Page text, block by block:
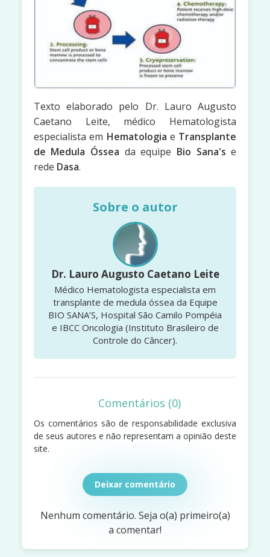
Texto elaborado pelo Dr. Lauro Augusto
Caetano Leite, médico Hematologista
especialista em Hematologia e Transplante
de Medula Óssea da equipe Bio Sana's e
rede Dasa.
Sobre o autor
Dr. Lauro Augusto Caetano Leite
Médico Hematologista especialista em
transplante de medula óssea da Equipe
BIO SANA’S, Hospital São Camilo Pompéia
e IBCC Oncologia (Instituto Brasileiro de
Controle do Câncer).
Comentários (0)
Os comentários são de responsabilidade exclusiva
de seus autores e não representam a opinião deste
site.
Deixar comentário
Nenhum comentário. Seja o(a) primeiro(a)
a comentar!